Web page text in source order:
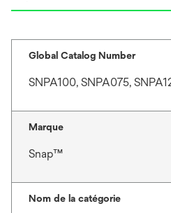
Global Catalog Number
SNPA100, SNPA075,
Marque
Snap™
Nom de la catégorie